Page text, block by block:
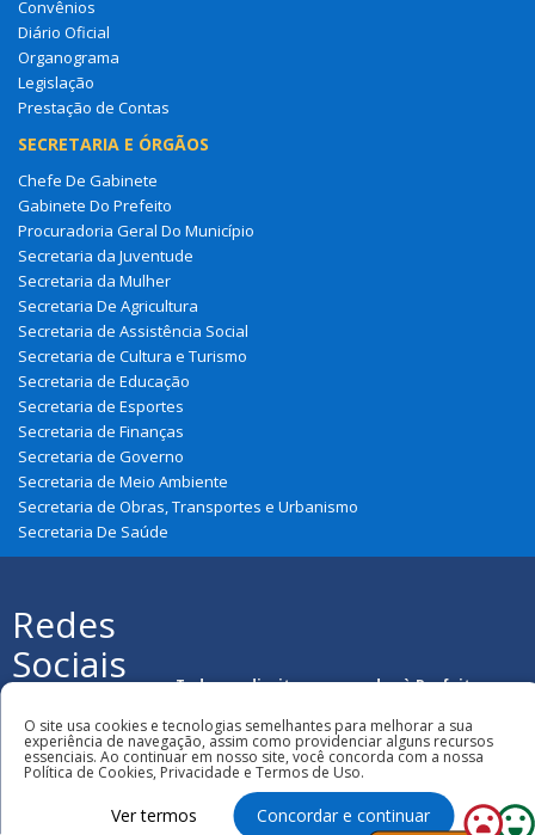
Convênios
Diário Oficial
Organograma
Legislação
Prestação de Contas
SECRETARIA E ÓRGÃOS
Chefe De Gabinete
Gabinete Do Prefeito
Procuradoria Geral Do Município
Secretaria da Juventude
Secretaria da Mulher
Secretaria De Agricultura
Secretaria de Assistência Social
Secretaria de Cultura e Turismo
Secretaria de Educação
Secretaria de Esportes
Secretaria de Finanças
Secretaria de Governo
Secretaria de Meio Ambiente
Secretaria de Obras, Transportes e Urbanismo
Secretaria De Saúde
Redes
Sociais
Todos os direitos reservados à Prefeitura
O site usa cookies e tecnologias semelhantes para melhorar a sua
experiência de navegação, assim como providenciar alguns recursos
essenciais. Ao continuar em nosso site, você concorda com a nossa
Política de Cookies, Privacidade e Termos de Uso.
Ver termos Concordar e continuar